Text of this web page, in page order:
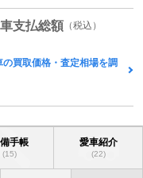
支払総額 （税込）
の買取価格・査定相場を調
手帳
(15)
愛車紹介
(22)